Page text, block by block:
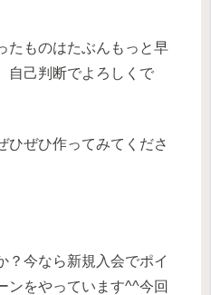
たものはたぶんもっと早
自己判断でよろしくで
ひぜひ作ってみてくださ
？今なら新規入会でポイ
ンをやっています^^今回